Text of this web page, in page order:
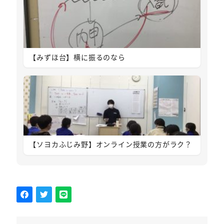
【みずほ台】横に振るのなら
【ソヨカふじみ野】オンライン授業の方がラク？